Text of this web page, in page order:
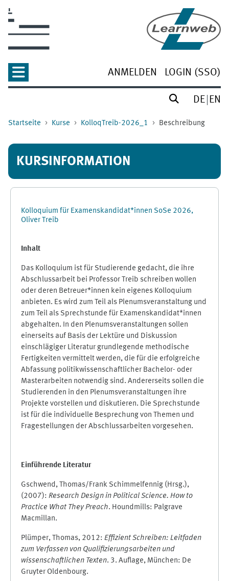
ANMELDEN LOGIN (SSO)
DE EN
Startseite Kurse KolloqTreib-2026_1 Beschreibung
KURSINFORMATION
Kolloquium für Examenskandidat*innen SoSe 2026,
Oliver Treib
Inhalt
Das Kolloquium ist für Studierende gedacht, die ihre
Abschlussarbeit bei Professor Treib schreiben wollen
oder deren Betreuer*innen kein eigenes Kolloquium
anbieten. Es wird zum Teil als Plenumsveranstaltung und
zum Teil als Sprechstunde für Examenskandidat*innen
abgehalten. In den Plenumsveranstaltungen sollen
einerseits auf Basis der Lektüre und Diskussion
einschlägiger Literatur grundlegende methodische
Fertigkeiten vermittelt werden, die für die erfolgreiche
Abfassung politikwissenschaftlicher Bachelor- oder
Masterarbeiten notwendig sind. Andererseits sollen die
Studierenden in den Plenumsveranstaltungen ihre
Projekte vorstellen und diskutieren. Die Sprechstunde
ist für die individuelle Besprechung von Themen und
Fragestellungen der Abschlussarbeiten vorgesehen.
Einführende Literatur
Gschwend, Thomas/Frank Schimmelfennig (Hrsg.),
(2007): Research Design in Political Science. How to
Practice What They Preach. Houndmills: Palgrave
Macmillan.
Plümper, Thomas, 2012: Effizient Schreiben: Leitfaden
zum Verfassen von Qualifizierungsarbeiten und
wissenschaftlichen Texten. 3. Auflage, München: De
Gruyter Oldenbourg.